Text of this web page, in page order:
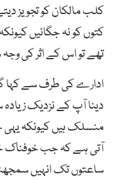
کلب مالکان کو تجویز
کتوں کو نہ جگائیں
تھے تو اس کے اثر کی
ادارے کی طرف سے کہا
دینا آپ کے نزدیک
منسلک ہیں کیونکہ
آتی ہے کہ جب خوفناک
ساعتوں تک انہیں